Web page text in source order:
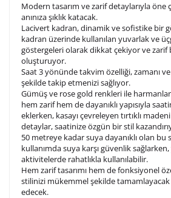
1. Satır
2. Satır
3. Satır
Lütfen font seçiniz
Ön İzleme Kişiselleştir
Modern tasarım ve zarif detaylarıyla öne
anınıza şıklık katacak.
Lacivert kadran, dinamik ve sofistike bir
kadran üzerinde kullanılan yuvarlak ve
göstergeleri olarak dikkat çekiyor ve zarif
oluşturuyor.
Saat 3 yönünde takvim özelliği, zamanı
şekilde takip etmenizi sağlıyor.
Gümüş ve rose gold renkleri ile
hem zarif hem de dayanıklı yapısıyla
eklerken, kasayı çevreleyen tırtıklı
detaylar, saatinize özgün bir stil
50 metreye kadar suya dayanıklı olan bu
kullanımda suya karşı güvenlik
aktivitelerde rahatlıkla kullanılabilir.
Hem zarif tasarımı hem de fonksiyonel
stilinizi mükemmel şekilde tamamlayacak
edecek.